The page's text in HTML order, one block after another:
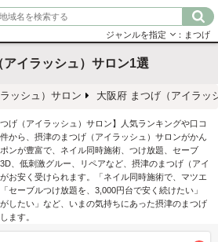
ジャンルを指定 ：まつげ
イラッシュ）サロン1選
ッシュ）サロン 大阪府 まつげ（アイラッ
げ（アイラッシュ）サロン】人気ランキングや口コ
から、摂津のまつげ（アイラッシュ）サロンがかん
ンが豊富で、ネイル同時施術、つけ放題、セーブ
、低刺激グルー、リペアなど、摂津のまつげ（アイ
お安く受けられます。「ネイル同時施術で、マツエ
セーブルつけ放題を、3,000円台で安く続けたい」
したい」など、いまの気持ちにあった摂津のまつげ
ます。